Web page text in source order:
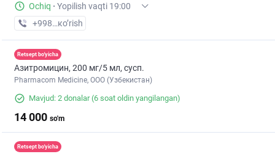
Ochiq · Yopilish vaqti 19:00
+998 (95) XXX-XX-XX
кo’rish
Retsept bo'yicha
Азитромицин, 200 мг/5 мл, сусп.
Pharmacom Medicine, OOO (Узбекистан)
Mavjud: 2 donalar(6 soat oldin yangilangan)
14 000 so'm
Retsept bo'yicha